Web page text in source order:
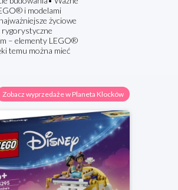
i modelami
życiowe
rygorystyczne
– elementy LEGO®
temu można mieć
Zobacz wyprzedaże w Planeta Klocków